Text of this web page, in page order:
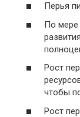
Перья
По мере
Рост
чтобы
Рост